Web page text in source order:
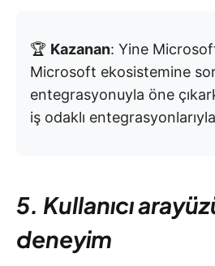
🏆 Kazanan: Yine
Microsoft ekosistemine
entegrasyonuyla öne
iş odaklı
5. Kullanıcı
deneyim